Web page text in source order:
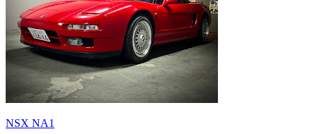
NSX NA1